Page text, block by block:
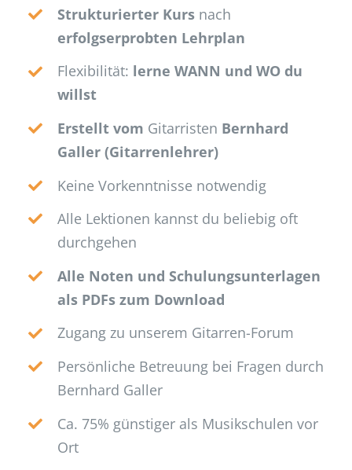
Strukturierter Kurs nach
erfolgserprobten Lehrplan
Flexibilität: lerne WANN und WO du
willst
Erstellt vom Gitarristen Bernhard
Galler (Gitarrenlehrer)
Keine Vorkenntnisse notwendig
Alle Lektionen kannst du beliebig oft
durchgehen
Alle Noten und Schulungsunterlagen
als PDFs zum Download
Zugang zu unserem Gitarren-Forum
Persönliche Betreuung bei Fragen durch
Bernhard Galler
Ca. 75% günstiger als Musikschulen vor
Ort